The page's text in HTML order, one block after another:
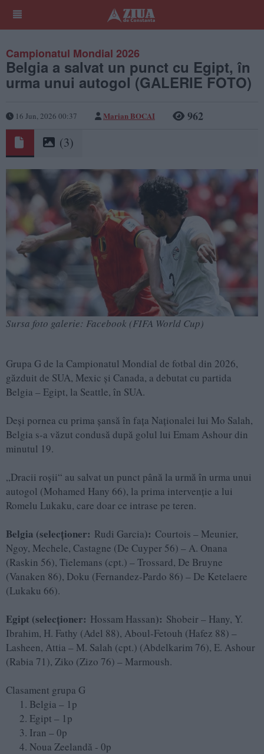
Campionatul Mondial 2026
Belgia a salvat un punct cu Egipt, în
urma unui autogol (GALERIE FOTO)
16 Jun, 2026 00:37 Marian BOCAI 962
(3)
Sursa foto galerie: Facebook (FIFA World Cup)
Grupa G de la Campionatul Mondial de fotbal din 2026,
găzduit de SUA, Mexic și Canada, a debutat cu partida
Belgia – Egipt, la Seattle, în SUA.
Deși pornea cu prima șansă în fața Naționalei lui Mo Salah,
Belgia s-a văzut condusă după golul lui Emam Ashour din
minutul 19.
„Dracii roșii“ au salvat un punct până la urmă în urma unui
autogol (Mohamed Hany 66), la prima intervenție a lui
Romelu Lukaku, care doar ce intrase pe teren.
Belgia (selecționer: Rudi Garcia): Courtois – Meunier,
Ngoy, Mechele, Castagne (De Cuyper 56) – A. Onana
(Raskin 56), Tielemans (cpt.) – Trossard, De Bruyne
(Vanaken 86), Doku (Fernandez-Pardo 86) – De Ketelaere
(Lukaku 66).
Egipt (selecționer: Hossam Hassan): Shobeir – Hany, Y.
Ibrahim, H. Fathy (Adel 88), Aboul-Fetouh (Hafez 88) –
Lasheen, Attia – M. Salah (cpt.) (Abdelkarim 76), E. Ashour
(Rabia 71), Ziko (Zizo 76) – Marmoush.
Clasament grupa G
Belgia – 1p
Egipt – 1p
Iran – 0p
Noua Zeelandă - 0p